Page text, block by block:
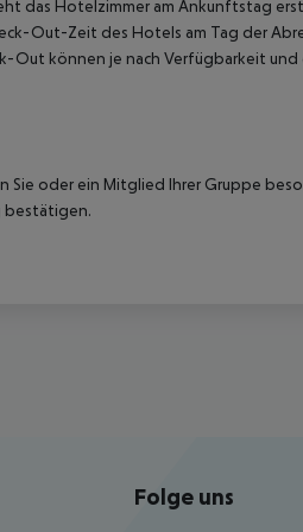
das Hotelzimmer am Ankunftstag
Out-Zeit des Hotels am Tag der
Out können je nach Verfügbarkeit
oder ein Mitglied Ihrer Gruppe
bestätigen.
Folge uns